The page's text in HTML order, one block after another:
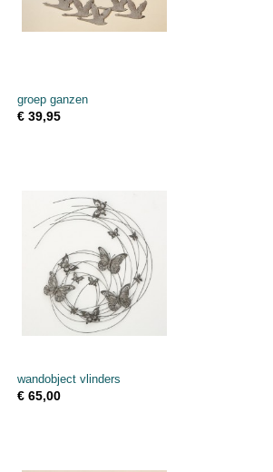
groep ganzen
€ 39,95
wandobject vlinders
€ 65,00